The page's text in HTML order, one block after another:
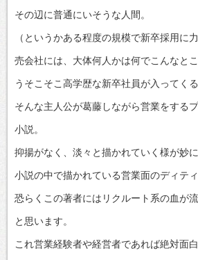
その辺に普通にいそうな人間。
（というかある程度の規模で新卒採用に
売会社には、大体何人かは何でこんなと
うそこそこ高学歴な新卒社員が入ってくる
そんな主人公が葛藤しながら営業をする
小説。
抑揚がなく、淡々と描かれていく様が妙に
小説の中で描かれている営業面のディテ
恐らくこの著者にはリクルート系の血が
と思います。
これ営業経験者や経営者であれば絶対面